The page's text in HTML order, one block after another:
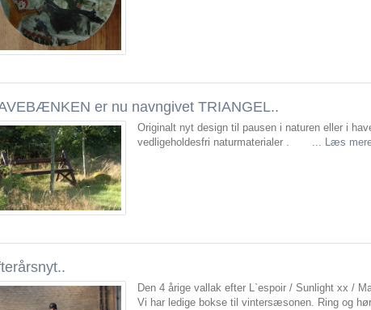
er nu navngivet TRIANGEL..
Originalt nyt design til pausen i naturen eller i
vedligeholdesfri naturmaterialer . ... Læs
Den 4 årige vallak efter L`espoir / Sunlight xx /
Vi har ledige bokse til vintersæsonen. Ring og